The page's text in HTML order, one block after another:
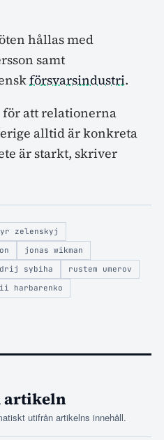
hållas med
samt
försvarsindustri.
för att relationerna
alltid är konkreta
är starkt, skriver
zelenskyj
jonas wikman
sybiha
rustem umerov
harbarenko
artikeln
utifrån artikelns innehåll.